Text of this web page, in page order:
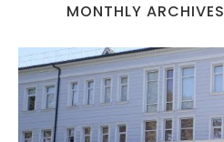
MONTHLY ARCHIVES